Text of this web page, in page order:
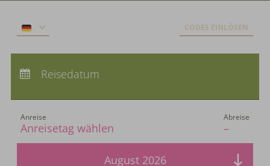
Durbach
&
Umgebung
CODES EINLÖSEN
Abreise:keine Auswahl
Reisedatum